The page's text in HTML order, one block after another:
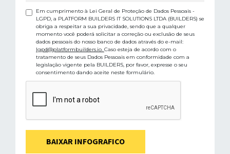
Em cumprimento à Lei Geral de Proteção de Dados Pessoais -
LGPD, a PLATFORM BUILDERS IT SOLUTIONS LTDA (BUILDERS) se
obriga a respeitar a sua privacidade, sendo que a qualquer
momento você poderá solicitar a correção ou exclusão de seus
dados pessoais do nosso banco de dados através do e-mail:
lgpd@platformbuilders.io. Caso esteja de acordo com o
tratamento de seus Dados Pessoais em conformidade com a
legislação vigente pela BUILDERS, por favor, expresse o seu
consentimento dando aceite neste formulário.